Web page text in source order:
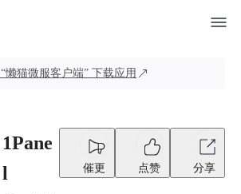
“懒猫微服客户端” 下载应用
1Pane
l
催更 点赞 分享